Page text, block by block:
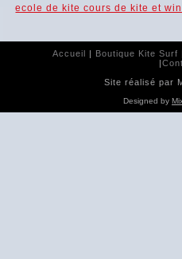
ecole de kite cours de kite et
Accueil | Boutique Kite Surf
|
Site réalisé par
Designed by